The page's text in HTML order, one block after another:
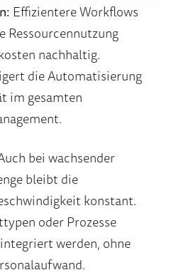
Effizientere Workflows
Ressourcennutzung
nachhaltig.
die Automatisierung
im gesamten
bei wachsender
bleibt die
konstant.
oder Prozesse
werden, ohne